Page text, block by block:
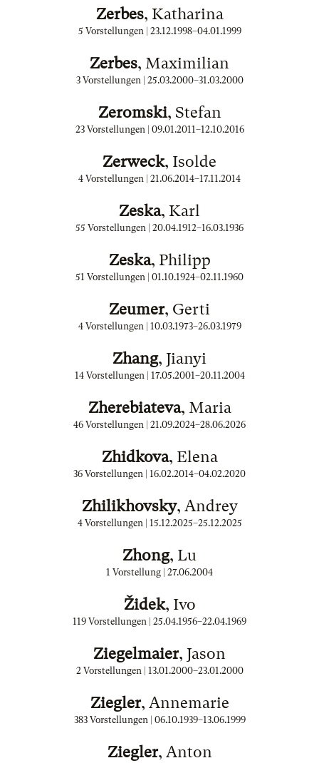
Zerbes, Katharina
5 Vorstellungen | 23.12.1998–04.01.1999
Zerbes, Maximilian
3 Vorstellungen | 25.03.2000–31.03.2000
Zeromski, Stefan
23 Vorstellungen | 09.01.2011–12.10.2016
Zerweck, Isolde
4 Vorstellungen | 21.06.2014–17.11.2014
Zeska, Karl
55 Vorstellungen | 20.04.1912–16.03.1936
Zeska, Philipp
51 Vorstellungen | 01.10.1924–02.11.1960
Zeumer, Gerti
4 Vorstellungen | 10.03.1973–26.03.1979
Zhang, Jianyi
14 Vorstellungen | 17.05.2001–20.11.2004
Zherebiateva, Maria
46 Vorstellungen | 21.09.2024–28.06.2026
Zhidkova, Elena
36 Vorstellungen | 16.02.2014–04.02.2020
Zhilikhovsky, Andrey
4 Vorstellungen | 15.12.2025–25.12.2025
Zhong, Lu
1 Vorstellung | 27.06.2004
Židek, Ivo
119 Vorstellungen | 25.04.1956–22.04.1969
Ziegelmaier, Jason
2 Vorstellungen | 13.01.2000–23.01.2000
Ziegler, Annemarie
383 Vorstellungen | 06.10.1939–13.06.1999
Ziegler, Anton